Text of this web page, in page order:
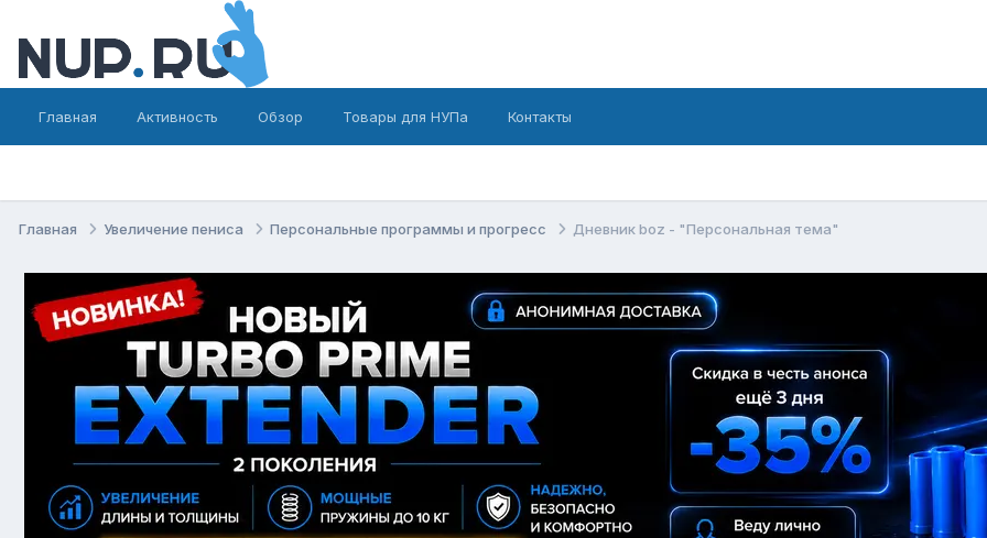
Главная Активность Обзор Товары для НУПа Контакты
Главная Увеличение пениса Персональные программы и прогресс Дневник boz - "Персональная тема"